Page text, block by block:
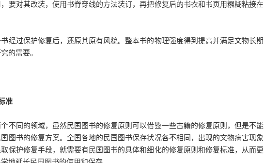
要对其改装，使用书脊穿线的方法装订，再把修复后的书衣和书页用糨糊粘接在
过保护修复后，还原其原有风貌。整本书的物理强度得到提高并满足文物长期
的需要。
准
同的领域，虽然民国图书的修复原则可以借鉴一些古籍的修复原则，但是不能
图书的修复方案。全国各地的民国图书保存状况各不相同，出现的文物病害现象
保护修复手段，就需要有民国图书的具体和细化的修复原则和修复标准，从而更